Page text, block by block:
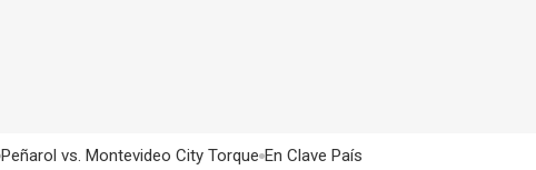
Peñarol vs. Montevideo City Torque En Clave País